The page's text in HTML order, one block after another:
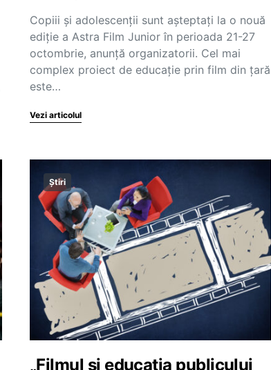
Copiii și adolescenții sunt așteptați la o nouă
ediție a Astra Film Junior în perioada 21-27
octombrie, anunță organizatorii. Cel mai
complex proiect de educație prin film din țară
este…
Vezi articolul
Știri
„Filmul și educația publicului